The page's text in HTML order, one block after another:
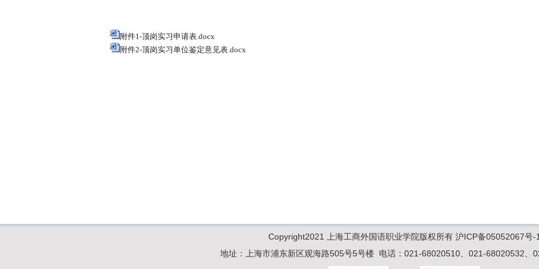
附件1-顶岗实习申请表.docx
附件2-顶岗实习单位鉴定意见表.docx
Copyright2021 上海工商外国语职业学院版权所有 沪ICP备05052067号-1
地址：上海市浦东新区观海路505号5号楼 电话：021-68020510、021-68020532、